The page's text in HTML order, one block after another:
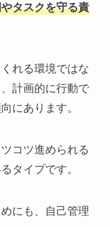
タスクを守る責
れる環境ではな
計画的に行動で
にあります。
コツ進められる
タイプです。
にも、自己管理